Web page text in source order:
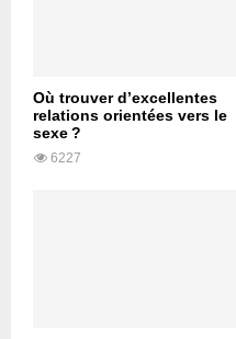
Où trouver d’excellentes
relations orientées vers le
sexe ?
6227